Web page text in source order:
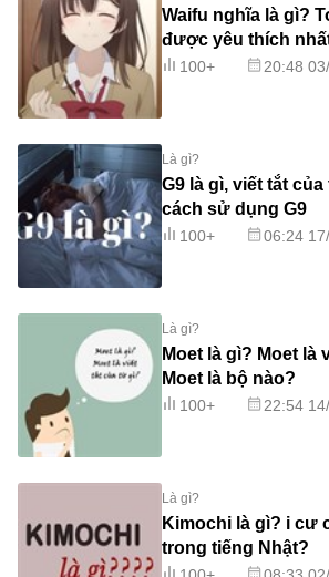
Waifu nghĩa là gì?
được yêu thích
100+ 20:48
Là gì?
G9 là gì, viết tắt
cách sử dụng G9
100+ 06:24
Là gì?
Moet là gì? Moet là
Moet là bộ nào?
100+ 22:54
Là gì?
Kimochi là gì? i cư
trong tiếng Nhật?